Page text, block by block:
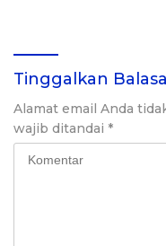
Tinggalkan
Alamat email Anda
wajib ditandai *